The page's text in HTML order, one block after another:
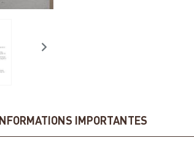
INFORMATIONS IMPORTANTES